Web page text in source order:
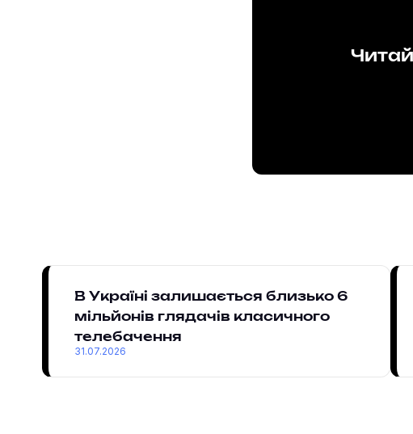
В Україні залишається близько 6
мільйонів глядачів класичного
телебачення
31.07.2026